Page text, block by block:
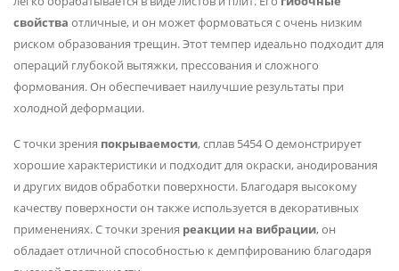
свойства отличные, и он может формоваться с очень низким
риском образования трещин. Этот темпер идеально подходит для
операций глубокой вытяжки, прессования и сложного
формования. Он обеспечивает наилучшие результаты при
холодной деформации.
С точки зрения покрываемости, сплав 5454 O демонстрирует
хорошие характеристики и подходит для окраски, анодирования
и других видов обработки поверхности. Благодаря высокому
качеству поверхности он также используется в декоративных
применениях. С точки зрения реакции на вибрации, он
обладает отличной способностью к демпфированию благодаря